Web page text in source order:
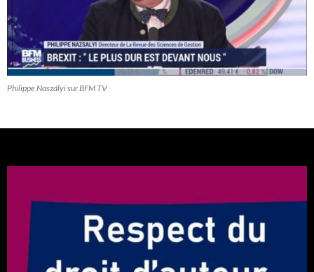
Philippe Naszályi sur BFM TV